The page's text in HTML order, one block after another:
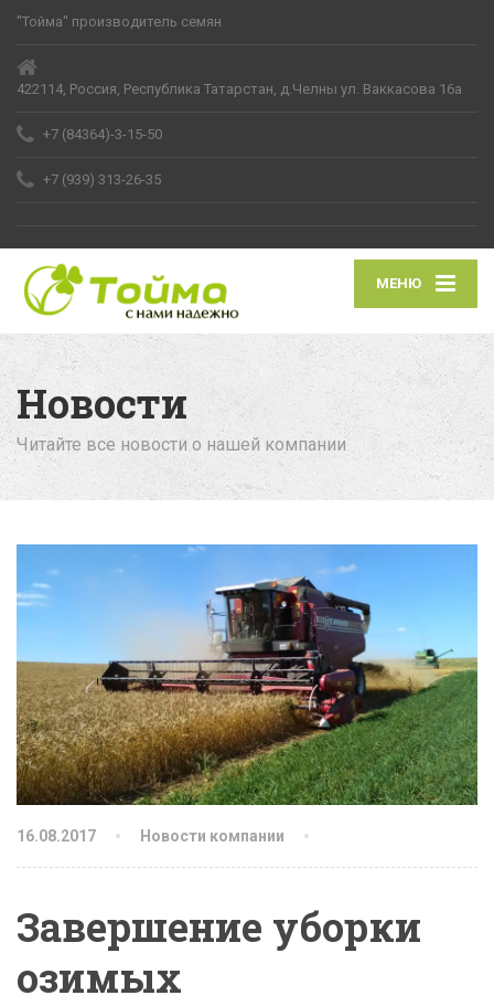
"Тойма" производитель семян
422114, Россия, Республика Татарстан, д.Челны ул. Ваккасова 16а
+7 (84364)-3-15-50
+7 (939) 313-26-35
МЕНЮ
Новости
Читайте все новости о нашей компании
16.08.2017 Новости компании
Завершение уборки
озимых